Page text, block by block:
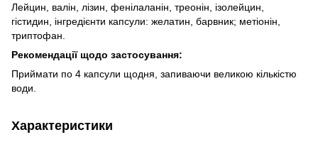
Лейцин, валін, лізин, фенілаланін, треонін, ізолейцин,
гістидин, інгредієнти капсули: желатин, барвник; метіонін,
триптофан.
Рекомендації щодо застосування:
Приймати по 4 капсули щодня, запиваючи великою кількістю
води.
Характеристики